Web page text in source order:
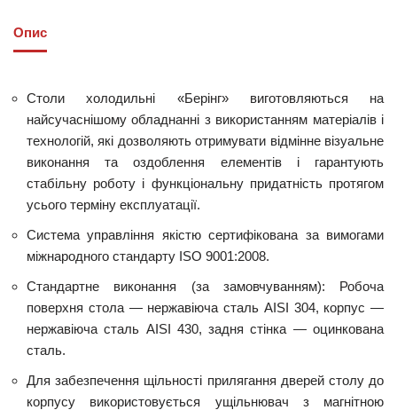
Опис
Столи холодильні «Берінг» виготовляються на
найсучаснішому обладнанні з використанням матеріалів і
технологій, які дозволяють отримувати відмінне візуальне
виконання та оздоблення елементів і гарантують
стабільну роботу і функціональну придатність протягом
усього терміну експлуатації.
Система управління якістю сертифікована за вимогами
міжнародного стандарту ISO 9001:2008.
Стандартне виконання (за замовчуванням): Робоча
поверхня стола — нержавіюча сталь AISI 304, корпус —
нержавіюча сталь AISI 430, задня стінка — оцинкована
сталь.
Для забезпечення щільності прилягання дверей столу до
корпусу використовується ущільнювач з магнітною